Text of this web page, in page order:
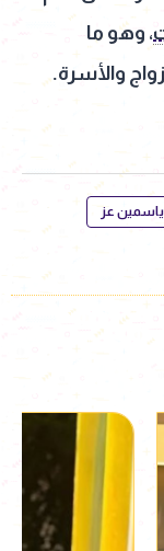
، وهو ما
والأسرة.
ياسمين عز